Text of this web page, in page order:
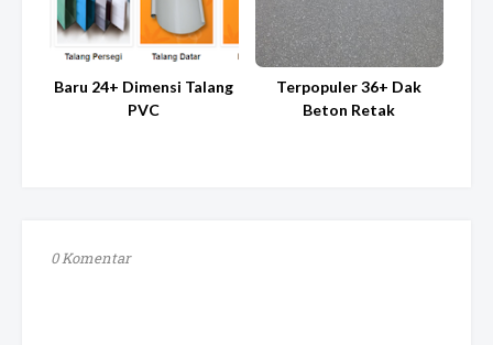
Baru 24+ Dimensi Talang
PVC
Terpopuler 36+ Dak
Beton Retak
0 Komentar